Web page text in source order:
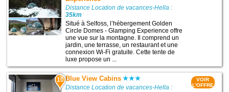
Distance Location de vacances-Hella :
35km
Situé à Selfoss, l’hébergement Golden
Circle Domes - Glamping Experience offre
une vue sur la montagne. Il comprend un
jardin, une terrasse, un restaurant et une
connexion Wi-Fi gratuite. Cette tente de
luxe propose un ...
10 Blue View Cabins
Distance Location de vacances-Hella :
VOIR
L'OFFRE